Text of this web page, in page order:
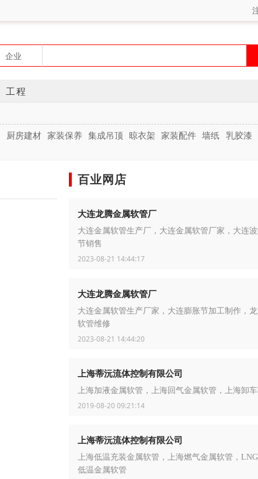
工程
厨房建材 家装保养 集成吊顶 晾衣架 家装配件 墙纸 乳胶漆
百业网店
大连龙腾金属软管厂
大连金属软管生产厂，大连金属软管厂家，大连
节销售
2023-08-21 14:44:17
大连龙腾金属软管厂
大连金属软管生产厂家，大连膨胀节加工制作，
软管维修
2023-08-21 14:44:20
上海蒂沅流体控制有限公司
上海加液金属软管，上海回气金属软管，上海卸
2019-08-20 09:21:14
上海蒂沅流体控制有限公司
上海低温充装金属软管，上海燃气金属软管，
低温金属软管